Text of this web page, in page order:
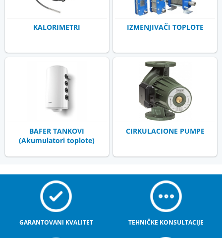
KALORIMETRI IZMENJIVAČI TOPLOTE
BAFER TANKOVI
(Akumulatori toplote)
CIRKULACIONE PUMPE
GARANTOVANI KVALITET TEHNIČKE KONSULTACIJE